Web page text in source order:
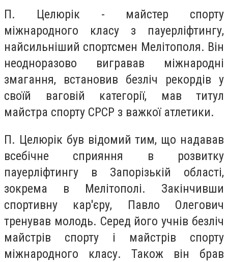
П. Целюрік - майстер спорту
міжнародного класу з пауерліфтингу,
найсильніший спортсмен Мелітополя. Він
неодноразово вигравав міжнародні
змагання, встановив безліч рекордів у
своїй ваговій категорії, мав титул
майстра спорту СРСР з важкої атлетики.
П. Целюрік був відомий тим, що надавав
всебічне сприяння в розвитку
пауерліфтингу в Запорізькій області,
зокрема в Мелітополі. Закінчивши
спортивну кар'єру, Павло Олегович
тренував молодь. Серед його учнів безліч
майстрів спорту і майстрів спорту
міжнародного класу. Також він брав